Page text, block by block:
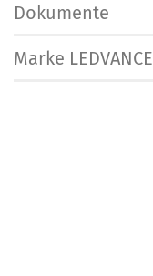
Dokumente
Marke LEDVANCE